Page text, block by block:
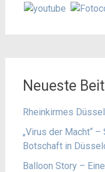
Neueste
Rheinkirmes
„Virus der Macht“
Botschaft in
Balloon Story –